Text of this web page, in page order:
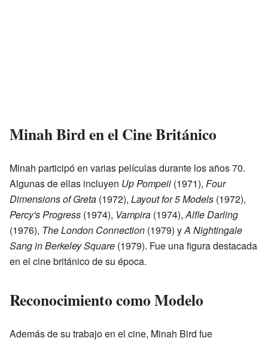
Minah Bird en el Cine Británico
Minah participó en varias películas durante los años 70.
Algunas de ellas incluyen Up Pompeii (1971), Four
Dimensions of Greta (1972), Layout for 5 Models (1972),
Percy's Progress (1974), Vampira (1974),Alfie Darling
(1976), The London Connection (1979) yA Nightingale
Sang in Berkeley Square (1979). Fue una figura destacada
en el cine británico de su época.
Reconocimiento como Modelo
Además de su trabajo en el cine, Minah Bird fue